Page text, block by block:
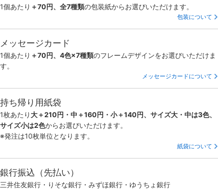
1個あたり ＋70円、全7種類の包装紙からお選びいただけます。
包装について
メッセージカード
1個あたり ＋70円、4色×7種類のフレームデザインをお選びいただけま
す。
メッセージカードについて
持ち帰り用紙袋
1枚あたり 大＋210円・中＋160円・小＋140円、サイズ大・中は3色、
サイズ小は2色からお選びいただけます。
※発注は10枚単位となります。
紙袋について
銀行振込（先払い）
三井住友銀行・りそな銀行・みずほ銀行・ゆうちょ銀行